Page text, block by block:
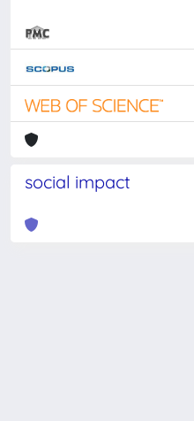
social impact